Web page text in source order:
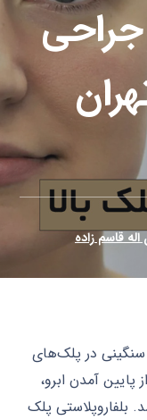
اله قاسم زاده
در پلک‌های
آمدن ابرو،
بلفاروپلاستی پلک